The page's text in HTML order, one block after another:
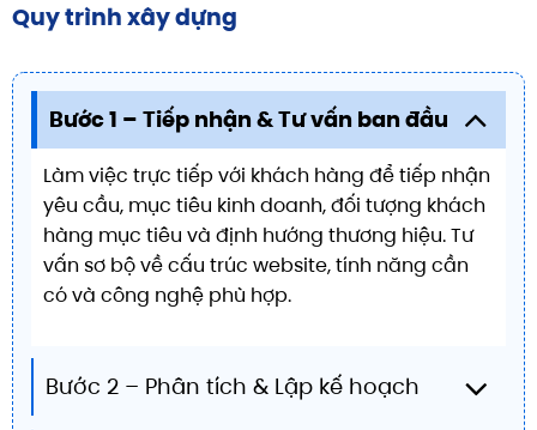
Quy trình xây dựng
Bước 1 – Tiếp nhận & Tư vấn ban đầu
Làm việc trực tiếp với khách hàng để tiếp nhận
yêu cầu, mục tiêu kinh doanh, đối tượng khách
hàng mục tiêu và định hướng thương hiệu. Tư
vấn sơ bộ về cấu trúc website, tính năng cần
có và công nghệ phù hợp.
Bước 2 – Phân tích & Lập kế hoạch